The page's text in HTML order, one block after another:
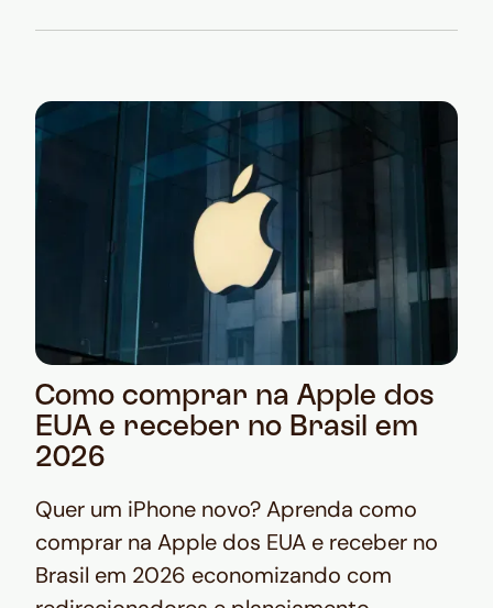
Como comprar na Apple dos
EUA e receber no Brasil em
2026
Quer um iPhone novo? Aprenda como
comprar na Apple dos EUA e receber no
Brasil em 2026 economizando com